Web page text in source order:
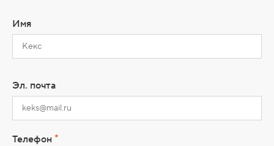
Имя
Эл. почта
Телефон *